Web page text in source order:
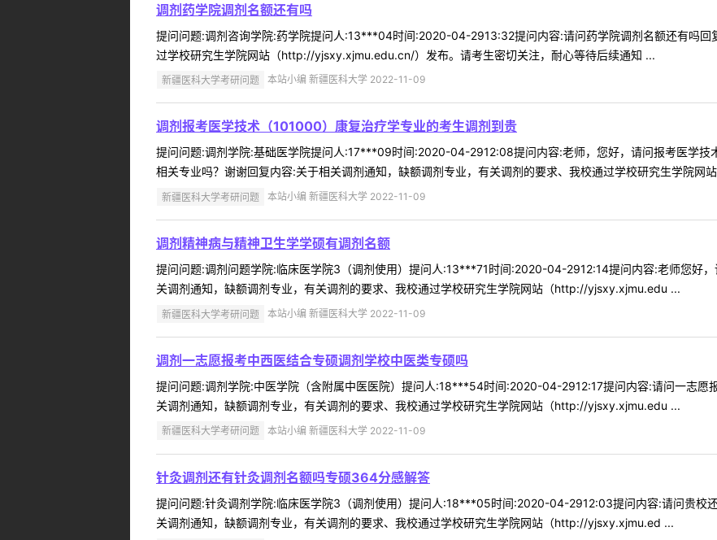
调剂药学院调剂名额还有吗
提问问题:调剂咨询学院:药学院提问人:13***04时间:2020-04-2913:32提问内容:请问药学院调剂名额还有吗回
过学校研究生学院网站（http://yjsxy.xjmu.edu.cn/）发布。请考生密切关注，耐心等待后续通知 ...
新疆医科大学考研问题 本站小编 新疆医科大学 2022-11-09
调剂报考医学技术（101000）康复治疗学专业的考生调剂到贵
提问问题:调剂学院:基础医学院提问人:17***09时间:2020-04-2912:08提问内容:老师，您好，请问报考医学
相关专业吗？谢谢回复内容:关于相关调剂通知，缺额调剂专业，有关调剂的要求、我校通过学校研究生学院网
新疆医科大学考研问题 本站小编 新疆医科大学 2022-11-09
调剂精神病与精神卫生学学硕有调剂名额
提问问题:调剂问题学院:临床医学院3（调剂使用）提问人:13***71时间:2020-04-2912:14提问内容:老师您好
关调剂通知，缺额调剂专业，有关调剂的要求、我校通过学校研究生学院网站（http://yjsxy.xjmu.edu ...
新疆医科大学考研问题 本站小编 新疆医科大学 2022-11-09
调剂一志愿报考中西医结合专硕调剂学校中医类专硕吗
提问问题:调剂学院:中医学院（含附属中医医院）提问人:18***54时间:2020-04-2912:17提问内容:请问一志愿
关调剂通知，缺额调剂专业，有关调剂的要求、我校通过学校研究生学院网站（http://yjsxy.xjmu.edu ...
新疆医科大学考研问题 本站小编 新疆医科大学 2022-11-09
针灸调剂还有针灸调剂名额吗专硕364分感解答
提问问题:针灸调剂学院:临床医学院3（调剂使用）提问人:18***05时间:2020-04-2912:03提问内容:请问贵校
关调剂通知，缺额调剂专业，有关调剂的要求、我校通过学校研究生学院网站（http://yjsxy.xjmu.ed ...